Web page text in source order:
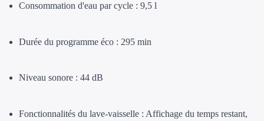
Consommation d'eau par cycle : 9,5 l
Durée du programme éco : 295 min
Niveau sonore : 44 dB
Fonctionnalités du lave-vaisselle : Affichage du temps restant,